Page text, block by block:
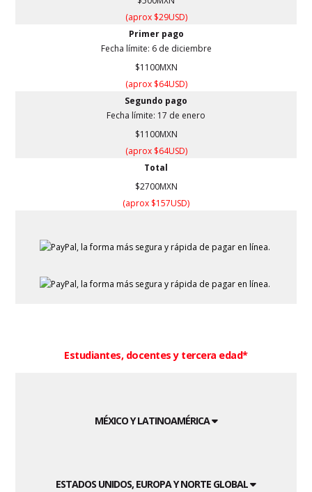
(aprox $29USD)
Primer pago
Fecha límite: 6 de diciembre
$1100MXN
(aprox $64USD)
Segundo pago
Fecha límite: 17 de enero
$1100MXN
(aprox $64USD)
Total
$2700MXN
(aprox $157USD)
Estudiantes, docentes y tercera edad*
MÉXICO Y LATINOAMÉRICA
ESTADOS UNIDOS, EUROPA Y NORTE GLOBAL